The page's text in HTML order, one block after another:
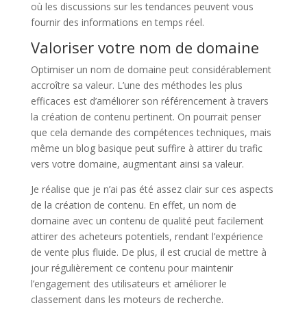
où les discussions sur les tendances peuvent vous
fournir des informations en temps réel.
Valoriser votre nom de domaine
Optimiser un nom de domaine peut considérablement
accroître sa valeur. L’une des méthodes les plus
efficaces est d’améliorer son référencement à travers
la création de contenu pertinent. On pourrait penser
que cela demande des compétences techniques, mais
même un blog basique peut suffire à attirer du trafic
vers votre domaine, augmentant ainsi sa valeur.
Je réalise que je n’ai pas été assez clair sur ces aspects
de la création de contenu. En effet, un nom de
domaine avec un contenu de qualité peut facilement
attirer des acheteurs potentiels, rendant l’expérience
de vente plus fluide. De plus, il est crucial de mettre à
jour régulièrement ce contenu pour maintenir
l’engagement des utilisateurs et améliorer le
classement dans les moteurs de recherche.